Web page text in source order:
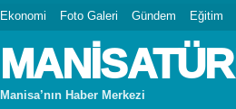
Ekonomi Foto Galeri Gündem Eğitim
Manisa’nın Haber Merkezi